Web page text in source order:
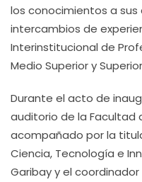
los conocimientos a
intercambios de
Interinstitucional de
Medio Superior y
Durante el acto de
auditorio de la Facultad
acompañado por la
Ciencia, Tecnología e
Garibay y el coordinador